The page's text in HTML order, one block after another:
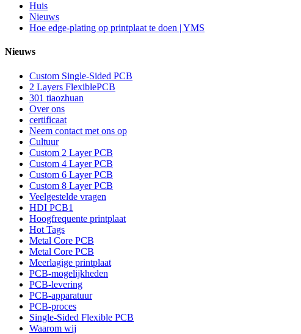
Huis
Nieuws
Hoe edge-plating op printplaat te doen | YMS
Nieuws
Custom Single-Sided PCB
2 Layers FlexiblePCB
301 tiaozhuan
Over ons
certificaat
Neem contact met ons op
Cultuur
Custom 2 Layer PCB
Custom 4 Layer PCB
Custom 6 Layer PCB
Custom 8 Layer PCB
Veelgestelde vragen
HDI PCB1
Hoogfrequente printplaat
Hot Tags
Metal Core PCB
Metal Core PCB
Meerlagige printplaat
PCB-mogelijkheden
PCB-levering
PCB-apparatuur
PCB-proces
Single-Sided Flexible PCB
Waarom wij